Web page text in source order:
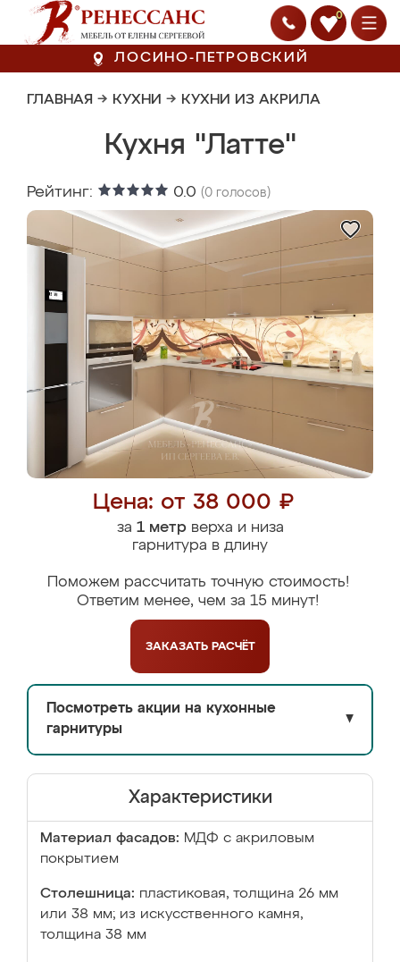
0
ЛОСИНО-ПЕТРОВСКИЙ
ГЛАВНАЯ → КУХНИ → КУХНИ ИЗ АКРИЛА
Кухня "Латте"
Рейтинг: 0.0 (0 голосов)
Цена: от 38 000 ₽
за 1 метрверха и низа
гарнитура в длину
Поможем рассчитать точную стоимость!
Ответим менее, чем за 15 минут!
ЗАКАЗАТЬ РАСЧЁТ
Посмотреть акции на кухонные
гарнитуры
▼
Характеристики
Материал фасадов: МДФ с акриловым
покрытием
Столешница: пластиковая, толщина 26 мм
или 38 мм; из искусственного камня,
толщина 38 мм